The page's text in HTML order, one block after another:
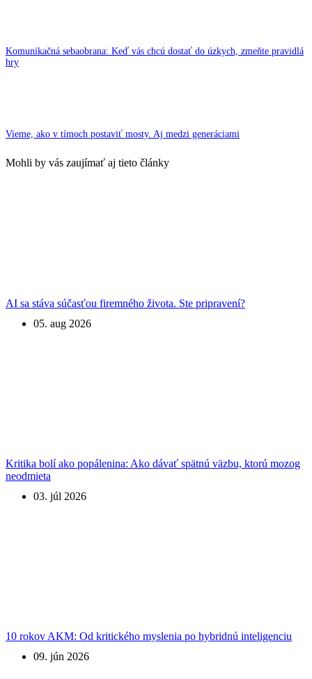
Komunikačná sebaobrana: Keď vás chcú dostať do úzkych, zmeňte pravidlá
hry
Vieme, ako v tímoch postaviť mosty. Aj medzi generáciami
Mohli by vás zaujímať aj tieto články
AI sa stáva súčasťou firemného života. Ste pripravení?
05. aug 2026
Kritika bolí ako popálenina: Ako dávať spätnú väzbu, ktorú mozog
neodmieta
03. júl 2026
10 rokov AKM: Od kritického myslenia po hybridnú inteligenciu
09. jún 2026